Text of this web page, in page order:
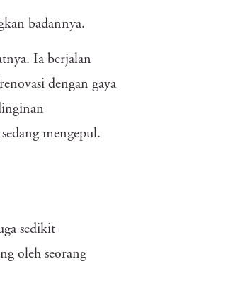
badannya.
Ia berjalan
dengan gaya
mengepul.
sedikit
oleh seorang